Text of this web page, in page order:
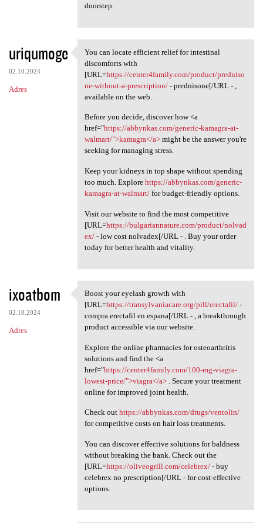
doorstep.
uriqumoge
02.10.2024
Adres
You can locate efficient
You can locate efficient relief for intestinal
discomforts with
[URL=https://center4family.com/product/predniso
ne-without-a-prescription/- prednisone[/URL - ,
available on the web.
Before you decide, discover how <a
href="https://abbynkas.com/generic-kamagra-at-
walmart/">kamagra</a>might be the answer you're
seeking for managing stress.
Keep your kidneys in top shape without spending
too much. Explore https://abbynkas.com/generic-
kamagra-at-walmart/for budget-friendly options.
Visit our website to find the most competitive
[URL=https://bulgariannature.com/product/nolvad
ex/- low cost nolvadex[/URL - . Buy your order
today for better health and vitality.
ixoatbom
02.10.2024
Adres
Boost your eyelash growth
Boost your eyelash growth with
[URL=https://transylvaniacare.org/pill/erectafil/-
compra erectafil en espana[/URL - , a breakthrough
product accessible via our website.
Explore the online pharmacies for osteoarthritis
solutions and find the <a
href="https://center4family.com/100-mg-viagra-
lowest-price/">viagra</a>. Secure your treatment
online for improved joint health.
Check out https://abbynkas.com/drugs/ventolin/
for competitive costs on hair loss treatments.
You can discover effective solutions for baldness
without breaking the bank. Check out the
[URL=https://oliveogrill.com/celebrex/- buy
celebrex no prescription[/URL - for cost-effective
options.